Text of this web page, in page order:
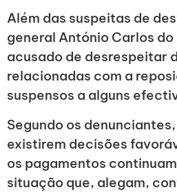
Além das suspeitas de
general António Carlos
acusado de desrespeitar
relacionadas com a
suspensos a alguns
Segundo os
existirem decisões
os pagamentos
situação que, alegam,